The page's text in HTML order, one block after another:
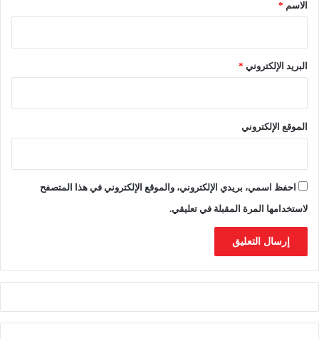
الاسم *
البريد الإلكتروني *
الموقع الإلكتروني
احفظ اسمي، بريدي الإلكتروني، والموقع الإلكتروني في هذا المتصفح
لاستخدامها المرة المقبلة في تعليقي.